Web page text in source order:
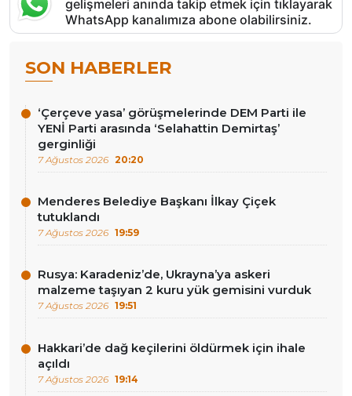
gelişmeleri anında takip etmek için tıklayarak
WhatsApp kanalımıza abone olabilirsiniz.
SON HABERLER
‘Çerçeve yasa’ görüşmelerinde DEM Parti ile
YENİ Parti arasında ‘Selahattin Demirtaş’
gerginliği
7 Ağustos 2026 20:20
Menderes Belediye Başkanı İlkay Çiçek
tutuklandı
7 Ağustos 2026 19:59
Rusya: Karadeniz’de, Ukrayna’ya askeri
malzeme taşıyan 2 kuru yük gemisini vurduk
7 Ağustos 2026 19:51
Hakkari’de dağ keçilerini öldürmek için ihale
açıldı
7 Ağustos 2026 19:14